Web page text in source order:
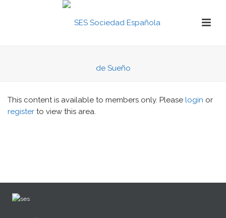
This content is available to members only. Please login or
register to view this area.